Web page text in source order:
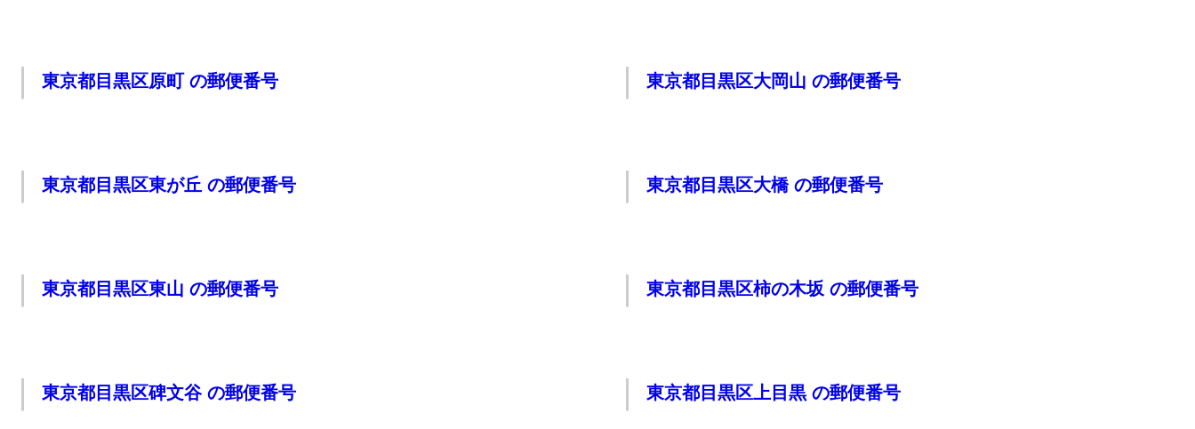
東京都目黒区原町 の郵便番号 東京都目黒区大岡山 の郵便番号
東京都目黒区東が丘 の郵便番号 東京都目黒区大橋 の郵便番号
東京都目黒区東山 の郵便番号 東京都目黒区柿の木坂 の郵便番号
東京都目黒区碑文谷 の郵便番号 東京都目黒区上目黒 の郵便番号